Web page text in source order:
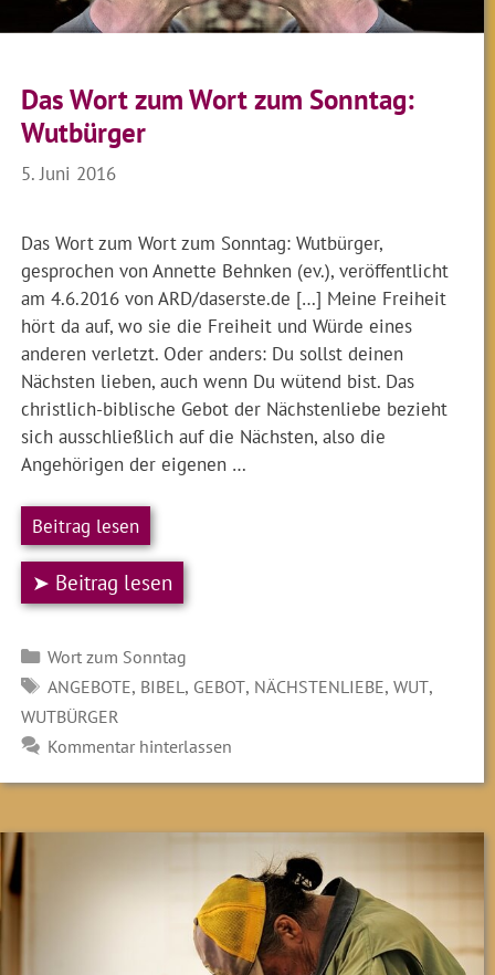
Das Wort zum Wort zum Sonntag:
Wutbürger
5. Juni 2016
Das Wort zum Wort zum Sonntag: Wutbürger,
gesprochen von Annette Behnken (ev.), veröffentlicht
am 4.6.2016 von ARD/daserste.de […] Meine Freiheit
hört da auf, wo sie die Freiheit und Würde eines
anderen verletzt. Oder anders: Du sollst deinen
Nächsten lieben, auch wenn Du wütend bist. Das
christlich-biblische Gebot der Nächstenliebe bezieht
sich ausschließlich auf die Nächsten, also die
Angehörigen der eigenen …
Beitrag lesen
➤ Beitrag lesen
Kategorien
Wort zum Sonntag
SCHLAGWÖRTER
ANGEBOTE, BIBEL , GEBOT, NÄCHSTENLIEBE, WUT,
WUTBÜRGER
Kommentar hinterlassen